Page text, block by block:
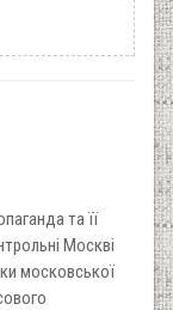
та її
Москві
московської